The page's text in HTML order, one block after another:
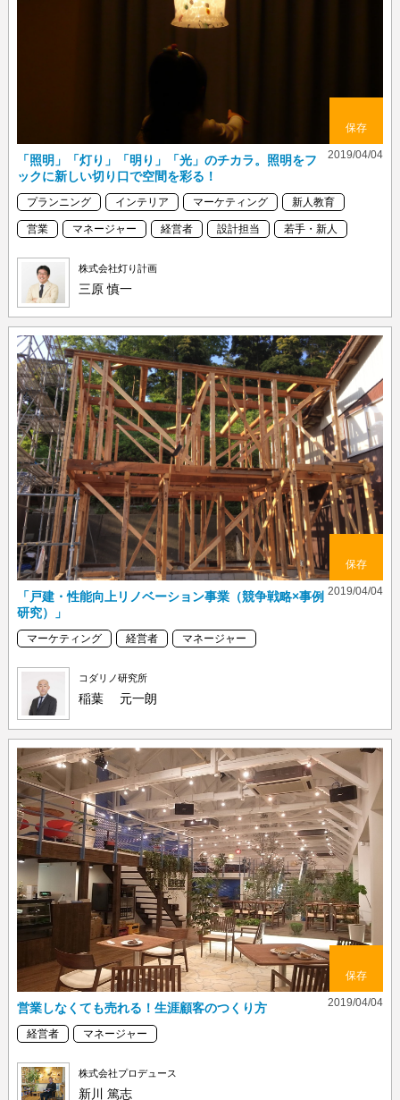
保存
2019/04/04
「照明」「灯り」「明り」「光」のチカラ。照明をフ
ックに新しい切り口で空間を彩る！
プランニング インテリア マーケティング 新人教育
営業 マネージャー 経営者 設計担当 若手・新人
株式会社灯り計画
三原 慎一
保存
2019/04/04
「戸建・性能向上リノベーション事業（競争戦略×事例
研究）」
マーケティング 経営者 マネージャー
コダリノ研究所
稲葉 元一朗
保存
2019/04/04
営業しなくても売れる！生涯顧客のつくり方
経営者 マネージャー
株式会社プロデュース
新川 篤志